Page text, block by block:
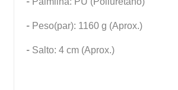
- Peso(par): 1160 g (Aprox.)
- Salto: 4 cm (Aprox.)